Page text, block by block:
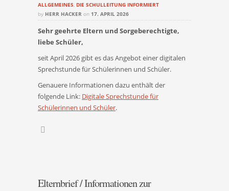
ALLGEMEINES DIE SCHULLEITUNG INFORMIERT
by HERR HACKER on 17. APRIL 2026
Sehr geehrte Eltern und Sorgeberechtigte,
liebe Schüler,
seit April 2026 gibt es das Angebot einer digitalen
Sprechstunde für Schülerinnen und Schüler.
Genauere Informationen dazu enthält der
folgende Link: Digitale Sprechstunde für
Schülerinnen und Schüler.
Elternbrief / Informationen zur